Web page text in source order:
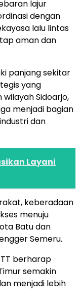
lajur
dengan
lalu lintas
aman dan
panjang sekitar
yang
Sidoarjo,
menjadi bagian
dan
Layani
keberadaan
menuju
Batu dan
Semeru.
berharap
semakin
menjadi lebih